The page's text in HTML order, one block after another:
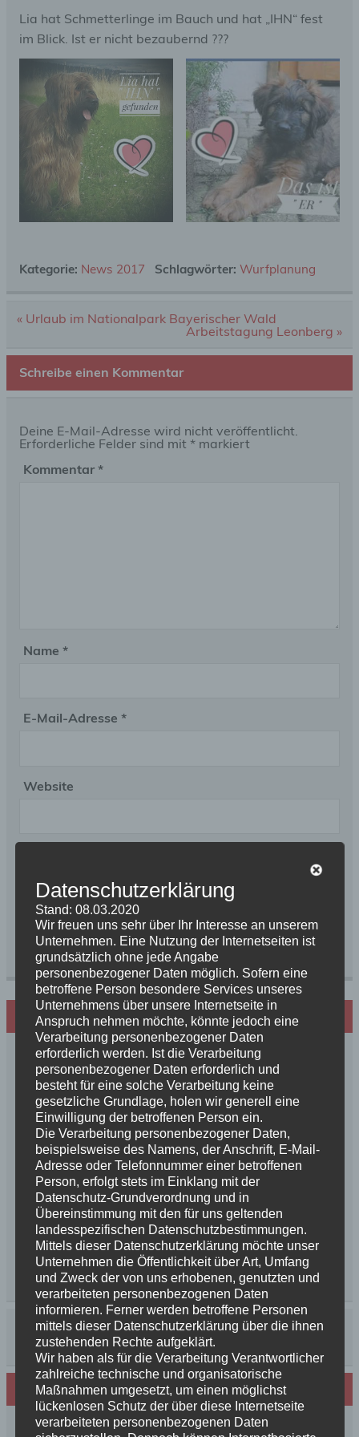
Lia hat Schmetterlinge im Bauch und hat „IHN“ fest
im Blick. Ist er nicht bezaubernd ???
Kategorie: News 2017 Schlagwörter: Wurfplanung
Beitragsnavigation
« Urlaub im Nationalpark Bayerischer Wald
Arbeitstagung Leonberg »
Schreibe einen Kommentar
Deine E-Mail-Adresse wird nicht veröffentlicht.
Erforderliche Felder sind mit * markiert
Kommentar *
Name *
E-Mail-Adresse *
Website
Browser für meinen nächsten Kommentar
speichern.
Hundezucht mit Herz
Neues von den Turmschurken
Frohe Weihnachten 2025 unseren
Datenschutzerklärung
Stand: 08.03.2020
Wir freuen uns sehr über Ihr Interesse an unserem
Unternehmen. Eine Nutzung der Internetseiten ist
grundsätzlich ohne jede Angabe
personenbezogener Daten möglich. Sofern eine
betroffene Person besondere Services unseres
Unternehmens über unsere Internetseite in
Anspruch nehmen möchte, könnte jedoch eine
Verarbeitung personenbezogener Daten
erforderlich werden. Ist die Verarbeitung
personenbezogener Daten erforderlich und
besteht für eine solche Verarbeitung keine
gesetzliche Grundlage, holen wir generell eine
Einwilligung der betroffenen Person ein.
Die Verarbeitung personenbezogener Daten,
beispielsweise des Namens, der Anschrift, E-Mail-
Adresse oder Telefonnummer einer betroffenen
Person, erfolgt stets im Einklang mit der
Datenschutz-Grundverordnung und in
Übereinstimmung mit den für uns geltenden
landesspezifischen Datenschutzbestimmungen.
Mittels dieser Datenschutzerklärung möchte unser
Unternehmen die Öffentlichkeit über Art, Umfang
und Zweck der von uns erhobenen, genutzten und
verarbeiteten personenbezogenen Daten
informieren. Ferner werden betroffene Personen
mittels dieser Datenschutzerklärung über die ihnen
zustehenden Rechte aufgeklärt.
Wir haben als für die Verarbeitung Verantwortlicher
zahlreiche technische und organisatorische
Maßnahmen umgesetzt, um einen möglichst
lückenlosen Schutz der über diese Internetseite
verarbeiteten personenbezogenen Daten